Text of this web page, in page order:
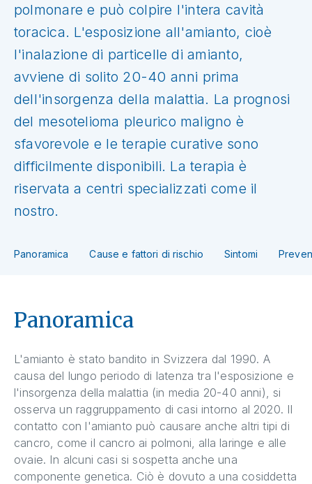
polmonare e può colpire l'intera cavità
toracica. L'esposizione all'amianto, cioè
l'inalazione di particelle di amianto,
avviene di solito 20-40 anni prima
dell'insorgenza della malattia. La prognosi
del mesotelioma pleurico maligno è
sfavorevole e le terapie curative sono
difficilmente disponibili. La terapia è
riservata a centri specializzati come il
nostro.
Panoramica Cause e fattori di rischio Sintomi
Panoramica
L'amianto è stato bandito in Svizzera dal 1990. A
causa del lungo periodo di latenza tra l'esposizione e
l'insorgenza della malattia (in media 20-40 anni), si
osserva un raggruppamento di casi intorno al 2020. Il
contatto con l'amianto può causare anche altri tipi di
cancro, come il cancro ai polmoni, alla laringe e alle
ovaie. In alcuni casi si sospetta anche una
componente genetica. Ciò è dovuto a una cosiddetta